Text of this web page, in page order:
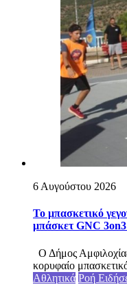
6 Αυγούστου 2026
Το μπασκετικό
μπάσκετ GNC 3on3
Ο Δήμος Αμφιλοχίας
κορυφαίο
Αθλητικά Ροή